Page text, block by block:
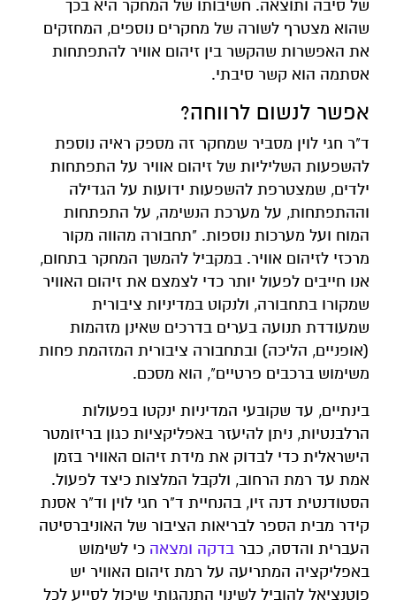
של סיבה ותוצאה. חשיבותו של המחקר היא בכך
שהוא מצטרף לשורה של מחקרים נוספים, המחזקים
את האפשרות שהקשר בין זיהום אוויר להתפתחות
אסתמה הוא קשר סיבתי.
אפשר לנשום לרווחה?
ד"ר חגי לוין מסביר שמחקר זה מספק ראיה נוספת
להשפעות השליליות של זיהום אוויר על התפתחות
ילדים, שמצטרפת להשפעות ידועות על הגדילה
וההתפתחות, על מערכת הנשימה, על התפתחות
המוח ועל מערכות נוספות. "תחבורה מהווה מקור
מרכזי לזיהום אוויר. במקביל להמשך המחקר בתחום,
אנו חייבים לפעול יותר כדי לצמצם את זיהום האוויר
שמקורו בתחבורה, ולנקוט במדיניות ציבורית
שמעודדת תנועה בערים בדרכים שאינן מזהמות
(אופניים, הליכה) ובתחבורה ציבורית המזהמת פחות
משימוש ברכבים פרטיים", הוא מסכם.
בינתיים, עד שקובעי המדיניות ינקטו בפעולות
הרלבנטיות, ניתן להיעזר באפליקציות כגון בריזומטר
הישראלית כדי לבדוק את מידת זיהום האוויר בזמן
אמת עד רמת הרחוב, ולקבל המלצות כיצד לפעול.
הסטודנטית דנה זיו, בהנחיית ד"ר חגי לוין וד"ר אסנת
קידר מבית הספר לבריאות הציבור של האוניברסיטה
העברית והדסה, כבר בדקה ומצאה כי לשימוש
באפליקציה המתריעה על רמת זיהום האוויר יש
פוטנציאל להוביל לשינוי התנהגותי שיכול לסייע לכל